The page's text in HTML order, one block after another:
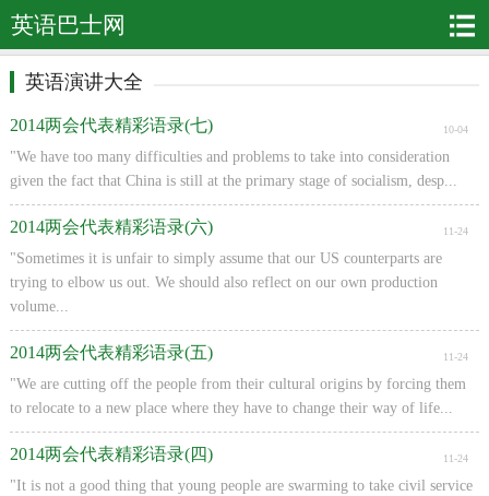
英语巴士网
英语演讲大全
2014两会代表精彩语录(七) 10-04
"We have too many difficulties and problems to take into consideration
given the fact that China is still at the primary stage of socialism, desp...
2014两会代表精彩语录(六) 11-24
"Sometimes it is unfair to simply assume that our US counterparts are
trying to elbow us out. We should also reflect on our own production
volume...
2014两会代表精彩语录(五) 11-24
"We are cutting off the people from their cultural origins by forcing them
to relocate to a new place where they have to change their way of life...
2014两会代表精彩语录(四) 11-24
"It is not a good thing that young people are swarming to take civil service